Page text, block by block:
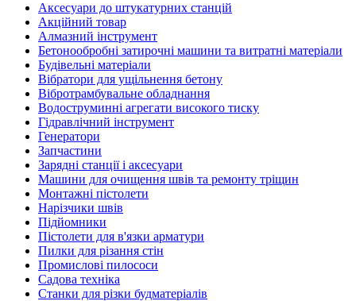
Аксесуари до штукатурних станцій
Акційний товар
Алмазний інструмент
Бетонообробні затирочні машини та витратні матеріали
Будівельні матеріали
Вібратори для ущільнення бетону
Вібротрамбувальне обладнання
Водоструминні агрегати високого тиску
Гідравлічний інструмент
Генератори
Запчастини
Зарядні станції і аксесуари
Машини для очищення швів та ремонту тріщин
Монтажні пістолети
Нарізчики швів
Підйомники
Пістолети для в'язки арматури
Пилки для різання стін
Промислові пилососи
Садова техніка
Станки для різки будматеріалів